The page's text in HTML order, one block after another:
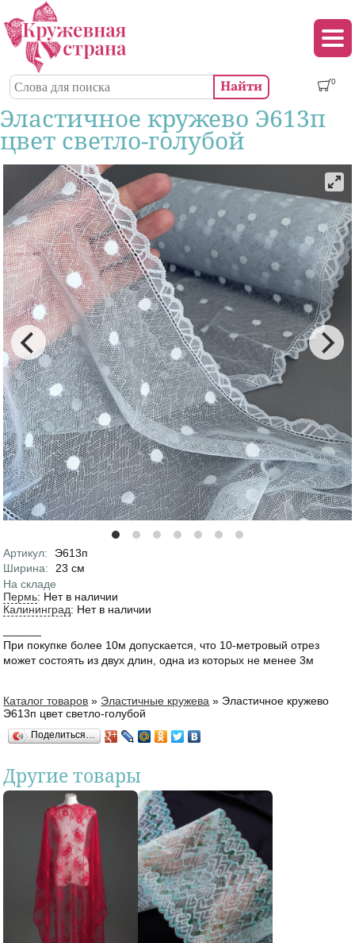
Перейти к основному содержанию
Форма поиска
Поиск 0
Эластичное кружево Э613п
цвет светло-голубой
Артикул:
Э613п
Характеристики
Ширина: 23 см
На складе
Пермь: Нет в наличии
Калининград: Нет в наличии
При покупке более 10м допускается, что 10-метровый отрез
может состоять из двух длин, одна из которых не менее 3м
Вы здесь
Каталог товаров » Эластичные кружева » Эластичное кружево
Э613п цвет светло-голубой
Поделиться…
Другие товары